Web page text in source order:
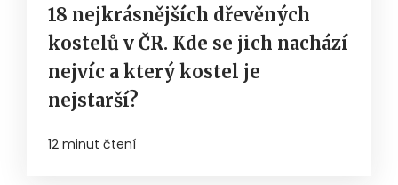
18 nejkrásnějších dřevěných
kostelů v ČR. Kde se jich nachází
nejvíc a který kostel je
nejstarší?
12 minut čtení